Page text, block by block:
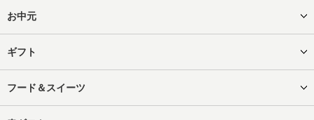
お中元
ギフト
フード＆スイーツ